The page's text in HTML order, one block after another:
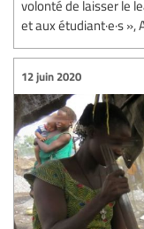
volonté de laisser le
et aux étudiant·e·s »,
12 juin 2020